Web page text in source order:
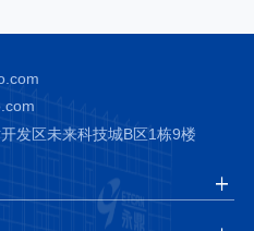
发区未来科技城B区1栋9楼